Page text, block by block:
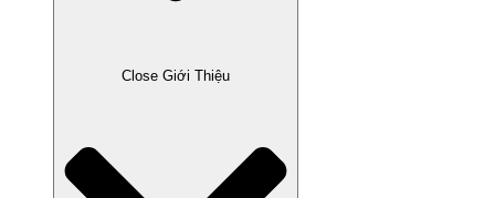
Close Giới Thiệu